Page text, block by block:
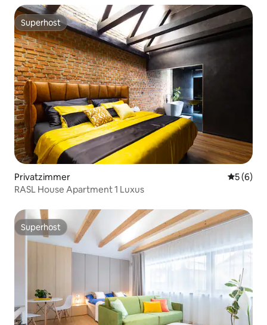
Superhost
Superhost
Privatzimmer
5 (6)
RASL House Apartment 1 Luxus
Superhost
Superhost